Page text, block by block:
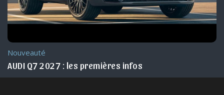
Nouveauté Maroc
AUDI Q3 2026 Maroc